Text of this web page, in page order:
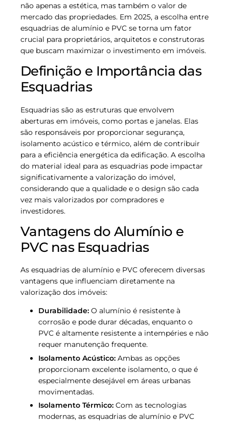
não apenas a estética, mas também o valor de
mercado das propriedades. Em 2025, a escolha entre
esquadrias de alumínio e PVC se torna um fator
crucial para proprietários, arquitetos e construtoras
que buscam maximizar o investimento em imóveis.
Definição e Importância das
Esquadrias
Esquadrias são as estruturas que envolvem
aberturas em imóveis, como portas e janelas. Elas
são responsáveis por proporcionar segurança,
isolamento acústico e térmico, além de contribuir
para a eficiência energética da edificação. A escolha
do material ideal para as esquadrias pode impactar
significativamente a valorização do imóvel,
considerando que a qualidade e o design são cada
vez mais valorizados por compradores e
investidores.
Vantagens do Alumínio e
PVC nas Esquadrias
As esquadrias de alumínio e PVC oferecem diversas
vantagens que influenciam diretamente na
valorização dos imóveis:
Durabilidade: O alumínio é resistente à
corrosão e pode durar décadas, enquanto o
PVC é altamente resistente a intempéries e não
requer manutenção frequente.
Isolamento Acústico: Ambas as opções
proporcionam excelente isolamento, o que é
especialmente desejável em áreas urbanas
movimentadas.
Isolamento Térmico: Com as tecnologias
modernas, as esquadrias de alumínio e PVC